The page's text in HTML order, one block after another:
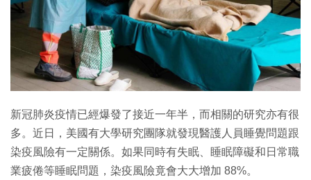
特集
新冠肺炎疫情已經爆發了接近一年半，而相關的研究亦有很
多。近日，美國有大學研究團隊就發現醫護人員睡覺問題跟
染疫風險有一定關係。如果同時有失眠、睡眠障礙和日常職
業疲倦等睡眠問題，染疫風險竟會大大增加 88%。